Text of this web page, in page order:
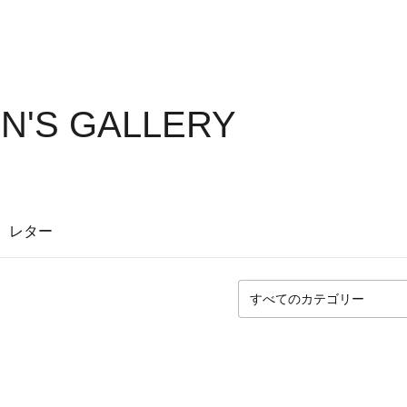
GALLERY
レター